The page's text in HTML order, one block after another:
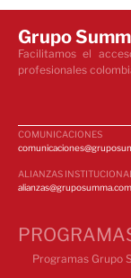
Grupo
Facilitamos el
profesionales
COMUNICACIONES
ALIANZAS
Programas Grupo